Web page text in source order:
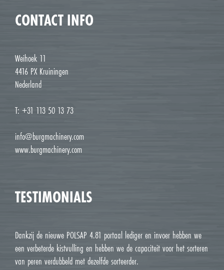
CONTACT INFO
Weihoek 11
4416 PX Kruiningen
Nederland
T: +31 113 50 13 73
info@burgmachinery.com
www.burgmachinery.com
TESTIMONIALS
Dankzij de nieuwe POLSAP 4.81 portaal lediger en invoer hebben we
een verbeterde kistvulling en hebben we de capaciteit voor het sorteren
van peren verdubbeld met dezelfde sorteerder.